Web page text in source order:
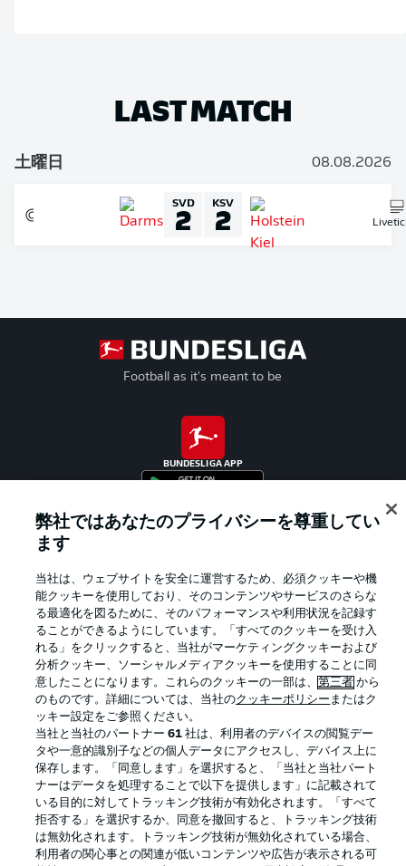
LAST MATCH
土曜日 08.08.2026
SVD
2 KSV
2
Football as it's meant to be
BUNDESLIGA APP
プライバシー・ポリシー 優先設定を管理する
利用条件 放送局
求人 選手
当サイトについて
弊社ではあなたのプライバシーを尊重してい
ます
当社は、ウェブサイトを安全に運営するため、必須クッキーや機
能クッキーを使用しており、そのコンテンツやサービスのさらな
る最適化を図るために、そのパフォーマンスや利用状況を記録す
ることができるようにしています。「すべてのクッキーを受け入
れる」をクリックすると、当社がマーケティングクッキーおよび
分析クッキー、ソーシャルメディアクッキーを使用することに同
意したことになります。これらのクッキーの一部は、第三者 から
のものです。詳細については、当社のクッキーポリシー またはク
ッキー設定をご参照ください。
当社と当社のパートナー61 社は、利用者のデバイスの閲覧デー
タや一意的識別子などの個人データにアクセスし、デバイス上に
保存します。「同意します」を選択すると、「当社と当社パート
ナーはデータを処理することで以下を提供します」に記載されて
いる目的に対してトラッキング技術が有効化されます。「すべて
拒否する」を選択するか、同意を撤回すると、トラッキング技術
は無効化されます。トラッキング技術が無効化されている場合、
利用者の関心事との関連が低いコンテンツや広告が表示される可